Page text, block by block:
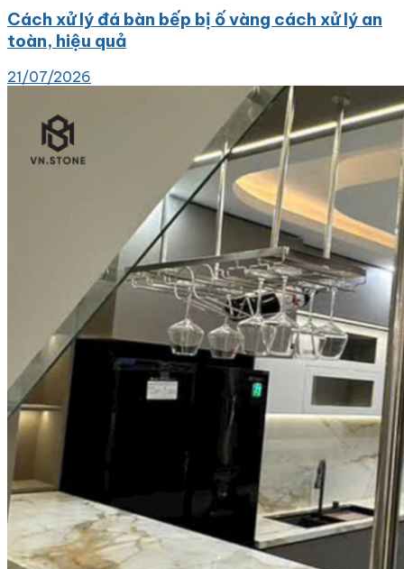
Cách xử lý đá bàn bếp bị ố vàng cách xử lý an
toàn, hiệu quả
21/07/2026